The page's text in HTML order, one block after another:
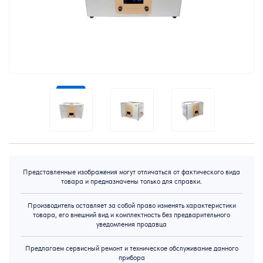
Представленные изображения могут отличаться от фактического вида
товара и предназначены только для справки.
Производитель оставляет за собой право изменять характеристики
товара, его внешний вид и комплектность без предварительного
уведомления продавца
Предлагаем сервисный ремонт и техническое обслуживание данного
прибора